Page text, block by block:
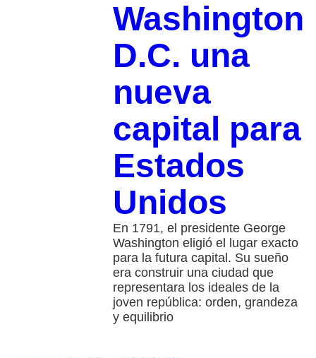
Washington
D.C. una
nueva
capital para
Estados
Unidos
En 1791, el presidente George
Washington eligió el lugar exacto
para la futura capital. Su sueño
era construir una ciudad que
representara los ideales de la
joven república: orden, grandeza
y equilibrio